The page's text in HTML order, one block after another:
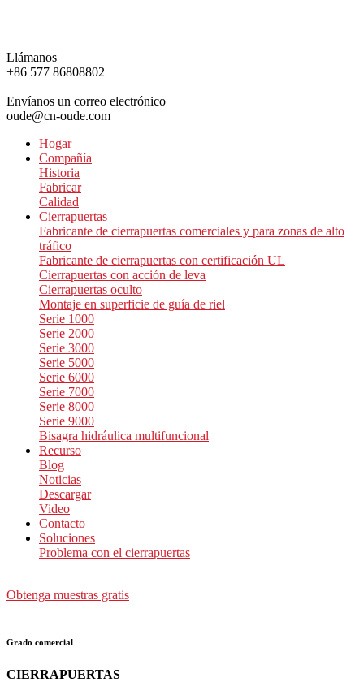
Llámanos
+86 577 86808802
Envíanos un correo electrónico
oude@cn-oude.com
Hogar
Compañía
Historia
Fabricar
Calidad
Cierrapuertas
Fabricante de cierrapuertas comerciales y para zonas de alto
tráfico
Fabricante de cierrapuertas con certificación UL
Cierrapuertas con acción de leva
Cierrapuertas oculto
Montaje en superficie de guía de riel
Serie 1000
Serie 2000
Serie 3000
Serie 5000
Serie 6000
Serie 7000
Serie 8000
Serie 9000
Bisagra hidráulica multifuncional
Recurso
Blog
Noticias
Descargar
Video
Contacto
Soluciones
Problema con el cierrapuertas
Obtenga muestras gratis
Grado comercial
CIERRAPUERTAS